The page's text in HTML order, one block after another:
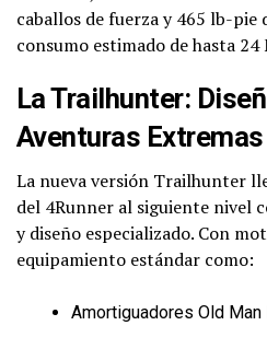
caballos de fuerza y 465 lb-pie
consumo estimado de hasta
La Trailhunter:
Aventuras Extremas
La nueva versión Trailhunter
del 4Runner al siguiente nivel
y diseño especializado. Con
equipamiento estándar como:
Amortiguadores Old Man